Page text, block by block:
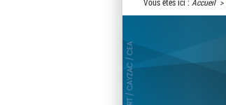
Vous êtes ici : Accueil